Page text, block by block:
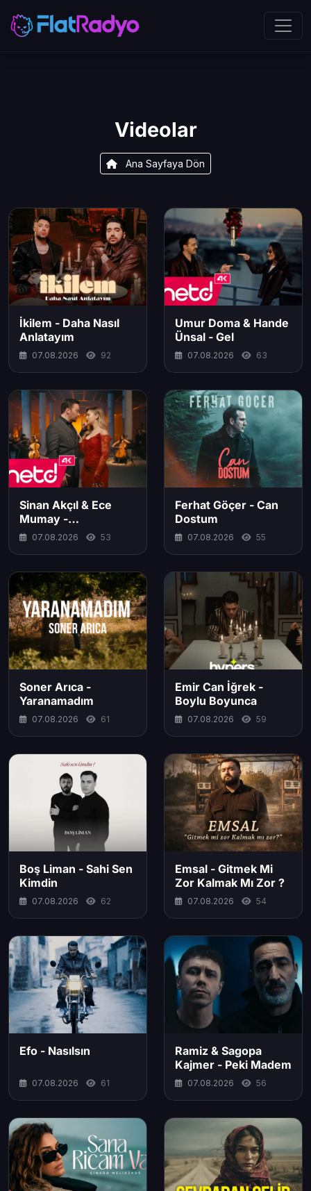
Videolar
Ana Sayfaya Dön
İkilem - Daha Nasıl
Anlatayım
07.08.2026 92
Umur Doma & Hande
Ünsal - Gel
07.08.2026 63
Sinan Akçıl & Ece
Mumay -
Vazgeçmem
07.08.2026 53
Ferhat Göçer - Can
Dostum
07.08.2026 55
Soner Arıca -
Yaranamadım
07.08.2026 61
Emir Can İğrek -
Boylu Boyunca
07.08.2026 59
Boş Liman - Sahi Sen
Kimdin
07.08.2026 62
Emsal - Gitmek Mi
Zor Kalmak Mı Zor ?
07.08.2026 54
Efo - Nasılsın
07.08.2026 61
Ramiz & Sagopa
Kajmer - Peki Madem
07.08.2026 56